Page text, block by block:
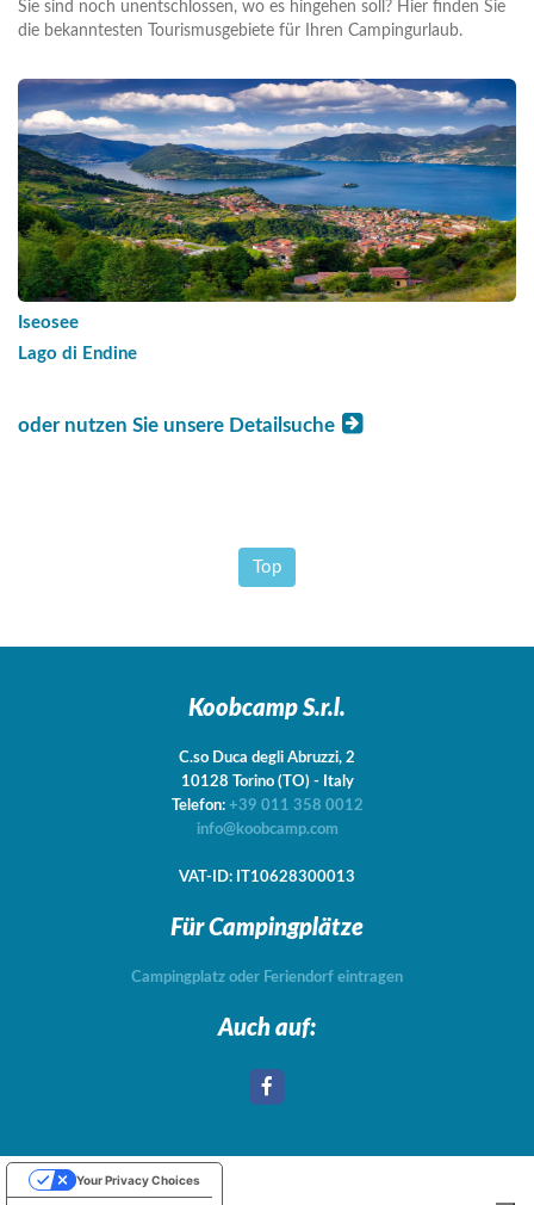
Sie sind noch unentschlossen, wo es hingehen soll? Hier finden Sie
die bekanntesten Tourismusgebiete für Ihren Campingurlaub.
Iseosee
Lago di Endine
oder nutzen Sie unsere Detailsuche
Top
Koobcamp S.r.l.
C.so Duca degli Abruzzi, 2
10128 Torino (TO) - Italy
Telefon: +39 011 358 0012
info@koobcamp.com
VAT-ID: IT10628300013
Für Campingplätze
Campingplatz oder Feriendorf eintragen
Auch auf:
Your Privacy Choices